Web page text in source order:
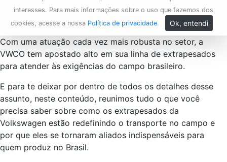
interesses. Para mais informações sobre o uso que fazemos dos
cookies, acesse a nossa Política de privacidade. Ok, entendi
Com uma atuação cada vez mais robusta no setor, a
VWCO tem apostado alto em sua linha de extrapesados
para atender às exigências do campo brasileiro.
E para te deixar por dentro de todos os detalhes desse
assunto, neste conteúdo, reunimos tudo o que você
precisa saber sobre como os extrapesados da
Volkswagen estão redefinindo o transporte no campo e
por que eles se tornaram aliados indispensáveis para
quem produz no Brasil.